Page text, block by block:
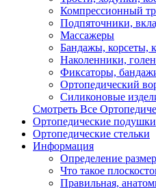
Компрессионный
Подпяточники,
Массажеры
Бандажы, корсеты,
Наколенники,
Фиксаторы,
Ортопедический
Силиконовые
Смотреть Все
Ортопедические подушки
Ортопедические стельки
Информация
Определение
Что такое
Правильная,